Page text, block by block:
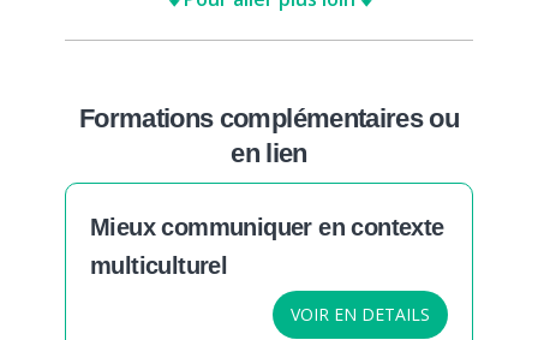
Formations complémentaires ou
en lien
Mieux communiquer en contexte
multiculturel
VOIR EN DETAILS